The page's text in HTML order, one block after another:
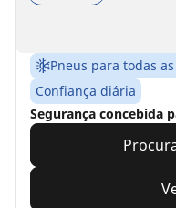
Pneus para todas
Confiança diária
Segurança concebida